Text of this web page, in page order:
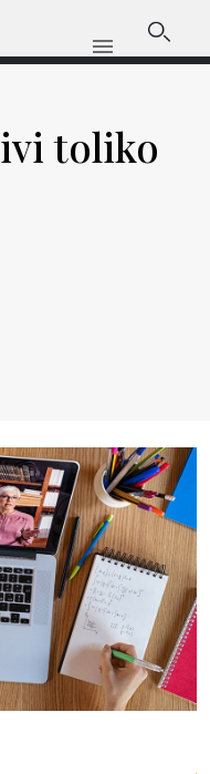
toliko